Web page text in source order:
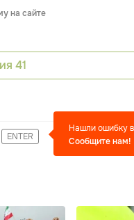
на сайте
41
ENTER
Нашли ошибку
Сообщите нам!